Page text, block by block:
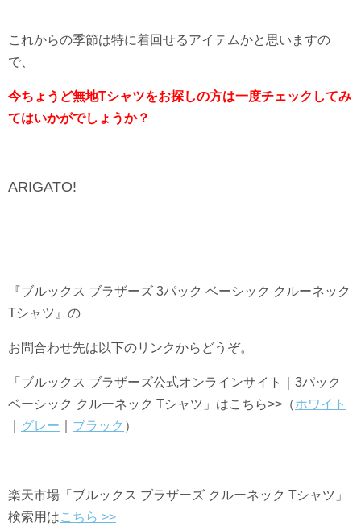
これからの季節は特に着回せるアイテムかと思いますの
で、
今ちょうど無地Tシャツをお探しの方は一度チェックしてみ
てはいかがでしょうか？
ARIGATO!
『ブルックス ブラザーズ 3パック ベーシック クルーネック
Tシャツ』の
お問合わせ先は以下のリンクからどうぞ。
「ブルックス ブラザーズ公式オンラインサイト｜3パック
ベーシック クルーネック Tシャツ」はこちら>>（ホワイト
グレー ブラック ）
楽天市場「ブルックス ブラザーズ クルーネック Tシャツ」
検索用はこちら >>